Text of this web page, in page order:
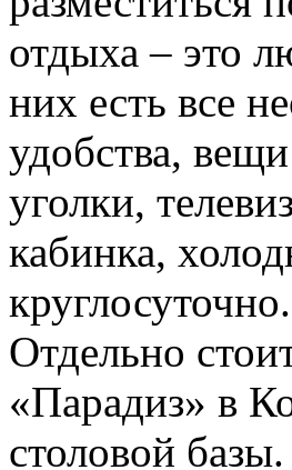
отдыха – это
них есть все
удобства,
уголки,
кабинка,
Отдельно
«Парадиз» в
столовой